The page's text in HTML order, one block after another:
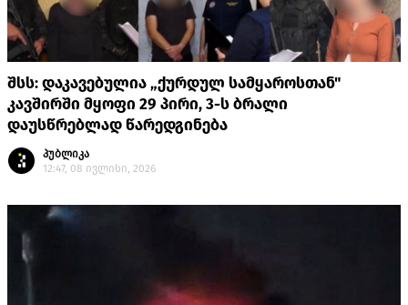
შსს: დაკავებულია „ქურდულ სამყაროსთან"
კავშირში მყოფი 29 პირი, 3-ს ბრალი
დაუსწრებლად წარედგინება
პუბლიკა
12:47, 08 ივლისი, 2026